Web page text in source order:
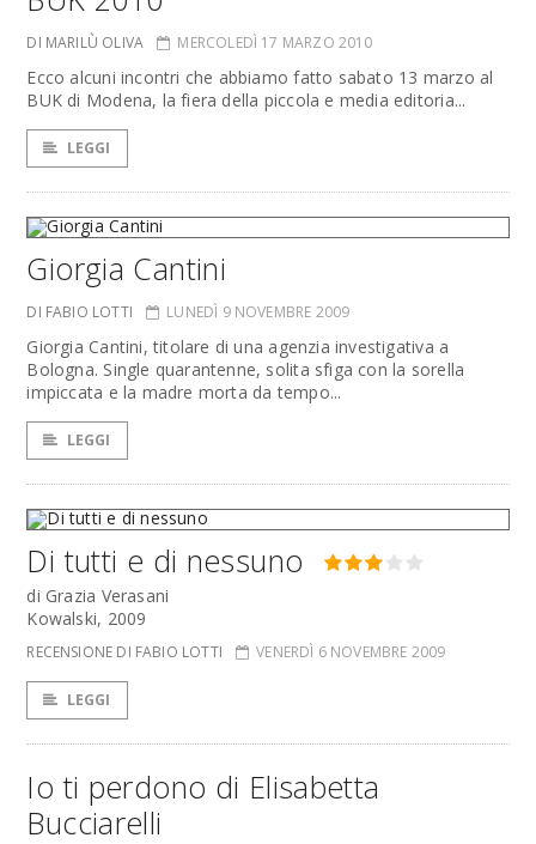
DI MARILÙ OLIVA MERCOLEDÌ 17 MARZO 2010
Ecco alcuni incontri che abbiamo fatto sabato 13 marzo al
BUK di Modena, la fiera della piccola e media editoria...
LEGGI
Giorgia Cantini
DI FABIO LOTTI LUNEDÌ 9 NOVEMBRE 2009
Giorgia Cantini, titolare di una agenzia investigativa a
Bologna. Single quarantenne, solita sfiga con la sorella
impiccata e la madre morta da tempo...
LEGGI
Di tutti e di nessuno
di Grazia Verasani
Kowalski, 2009
RECENSIONE DI FABIO LOTTI VENERDÌ 6 NOVEMBRE 2009
LEGGI
Io ti perdono di Elisabetta
Bucciarelli